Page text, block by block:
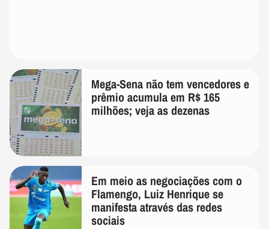
Mega-Sena não tem vencedores e
prêmio acumula em R$ 165
milhões; veja as dezenas
Em meio as negociações com o
Flamengo, Luiz Henrique se
manifesta através das redes
sociais